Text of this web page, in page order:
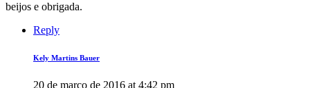
beijos e obrigada.
Reply
Kely Martins Bauer
20 de março de 2016 at 4:42 pm